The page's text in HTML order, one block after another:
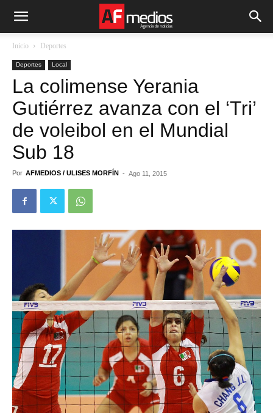
Inicio Deportes
Deportes Local
La colimense Yerania
Gutiérrez avanza con el ‘Tri’
de voleibol en el Mundial
Sub 18
Por AFMEDIOS / ULISES MORFÍN - Ago 11, 2015